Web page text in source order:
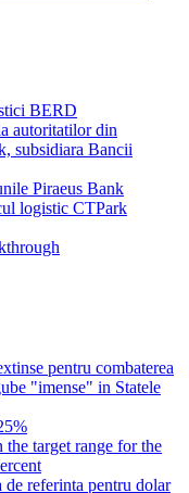
BERD
autoritatilor din
subsidiara Bancii
Piraeus Bank
logistic CTPark
pentru combaterea
"imense" in Statele
the target range for the
de referinta pentru dolar